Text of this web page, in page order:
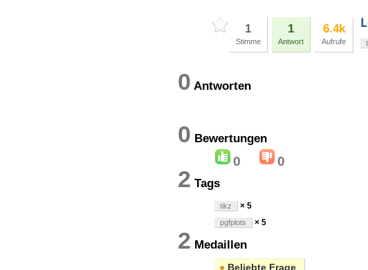
1
Stimme
1
Antwort
6.4k
Aufrufe
0 Antworten
0 Bewertungen
0 0
2 Tags
tikz × 5
pgfplots × 5
2 Medaillen
● Beliebte Frage